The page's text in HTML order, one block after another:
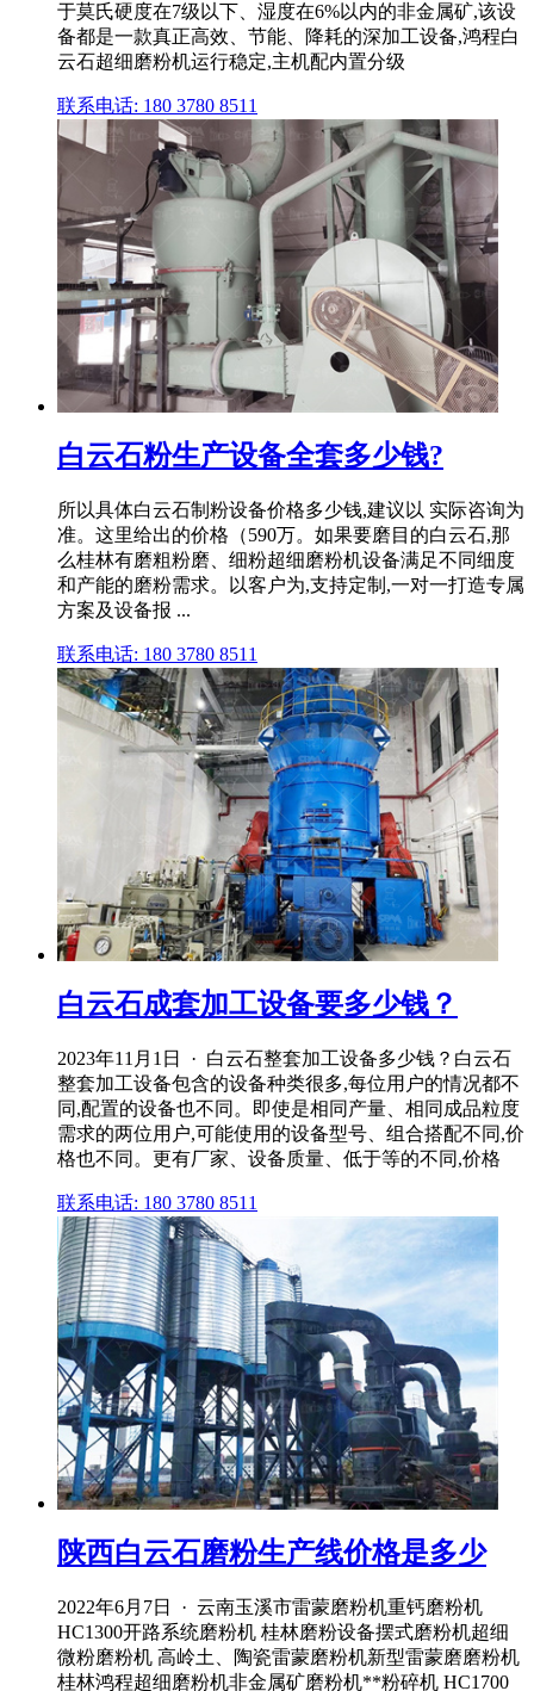
于莫氏硬度在7级以下、湿度在6%以内的非金属矿,该设
备都是一款真正高效、节能、降耗的深加工设备,鸿程白
云石超细磨粉机运行稳定,主机配内置分级
联系电话: 180 3780 8511
白云石粉生产设备全套多少钱?
所以具体白云石制粉设备价格多少钱,建议以 实际咨询为
准。这里给出的价格（590万。如果要磨目的白云石,那
么桂林有磨粗粉磨、细粉超细磨粉机设备满足不同细度
和产能的磨粉需求。以客户为,支持定制,一对一打造专属
方案及设备报 ...
联系电话: 180 3780 8511
白云石成套加工设备要多少钱？
2023年11月1日 · 白云石整套加工设备多少钱？白云石
整套加工设备包含的设备种类很多,每位用户的情况都不
同,配置的设备也不同。即使是相同产量、相同成品粒度
需求的两位用户,可能使用的设备型号、组合搭配不同,价
格也不同。更有厂家、设备质量、低于等的不同,价格
联系电话: 180 3780 8511
陕西白云石磨粉生产线价格是多少
2022年6月7日 · 云南玉溪市雷蒙磨粉机重钙磨粉机
HC1300开路系统磨粉机 桂林磨粉设备摆式磨粉机超细
微粉磨粉机 高岭土、陶瓷雷蒙磨粉机新型雷蒙磨磨粉机
桂林鸿程超细磨粉机非金属矿磨粉机**粉碎机 HC1700